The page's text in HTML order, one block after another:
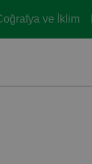
ve İklim